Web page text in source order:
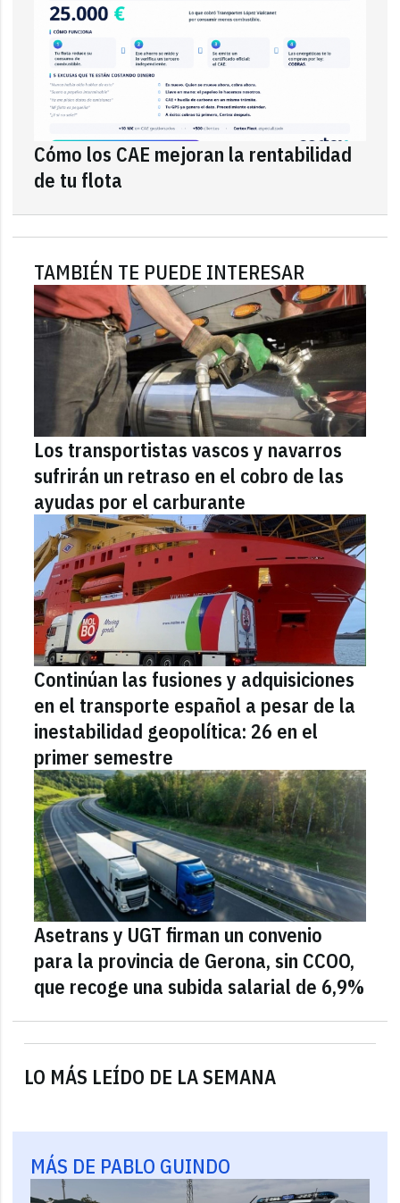
LO MÁS LEÍDO DE LA SEMANA
MÁS DE PABLO GUINDO
Cómo los CAE mejoran la rentabilidad
de tu flota
TAMBIÉN TE PUEDE INTERESAR
Los transportistas vascos y navarros
sufrirán un retraso en el cobro de las
ayudas por el carburante
Continúan las fusiones y adquisiciones
en el transporte español a pesar de la
inestabilidad geopolítica: 26 en el
primer semestre
Asetrans y UGT firman un convenio
para la provincia de Gerona, sin CCOO,
que recoge una subida salarial de 6,9%